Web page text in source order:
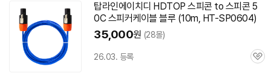
탑라인에이치디 HDTOP 스피콘 to 스피콘 5
0C 스피커케이블 블루 (10m, HT-SP0604)
35,000원 (28몰)
26.03. 등록
관